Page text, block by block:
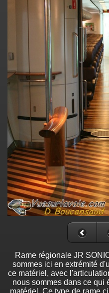
Rame régionale JR
sommes ici en extrémité
ce matériel, avec
nous sommes dans ce